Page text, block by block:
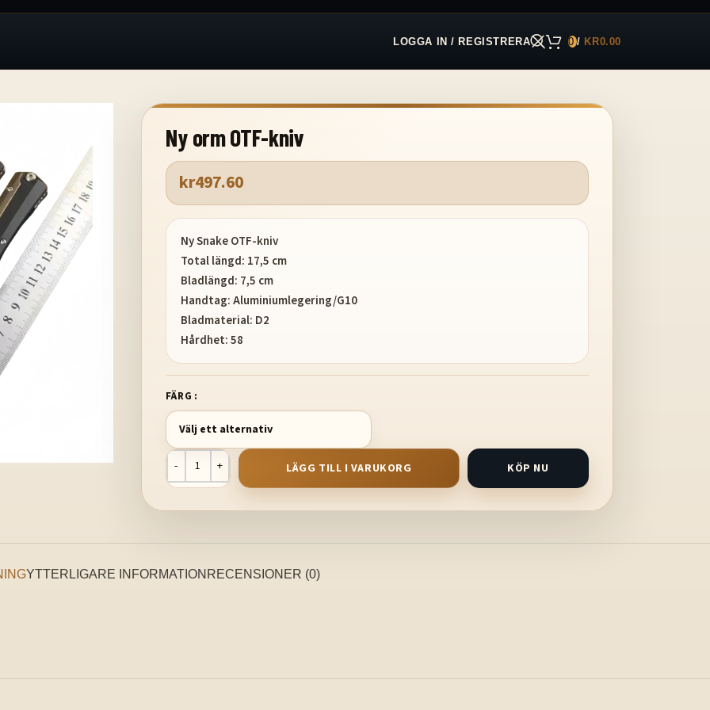
LOGGA IN / REGISTRERA 0/ KR0.00
Ny orm OTF-kniv
kr497.60
Ny Snake OTF-kniv
Total längd: 17,5 cm
Bladlängd: 7,5 cm
Handtag: Aluminiumlegering/G10
Bladmaterial: D2
Hårdhet: 58
FÄRG
LÄGG TILL I VARUKORG KÖP NU
YTTERLIGARE INFORMATION RECENSIONER (0)